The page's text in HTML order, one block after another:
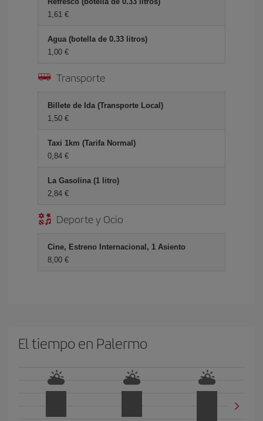
1,61 €
Agua (botella de 0.33 litros)
1,00 €
Transporte
Billete de Ida (Transporte Local)
1,50 €
Taxi 1km (Tarifa Normal)
0,84 €
La Gasolina (1 litro)
2,84 €
Deporte y Ocio
Cine, Estreno Internacional, 1 Asiento
8,00 €
El tiempo en Palermo